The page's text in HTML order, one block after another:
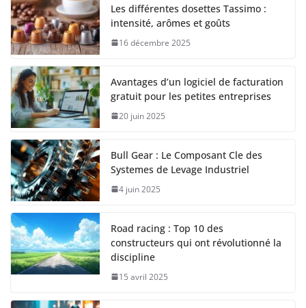
Les différentes dosettes Tassimo :
intensité, arômes et goûts
16 décembre 2025
Avantages d’un logiciel de facturation
gratuit pour les petites entreprises
20 juin 2025
Bull Gear : Le Composant Cle des
Systemes de Levage Industriel
4 juin 2025
Road racing : Top 10 des
constructeurs qui ont révolutionné la
discipline
15 avril 2025